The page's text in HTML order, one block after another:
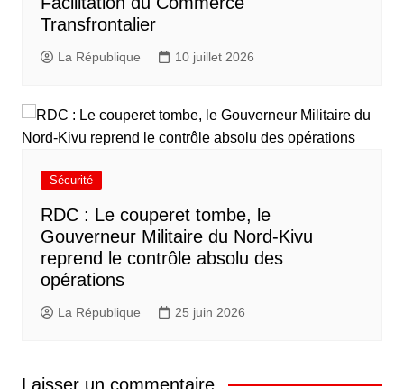
Transfrontalier
La République 10 juillet 2026
Sécurité
RDC : Le couperet tombe, le
Gouverneur Militaire du Nord-Kivu
reprend le contrôle absolu des
opérations
La République 25 juin 2026
Laisser un commentaire